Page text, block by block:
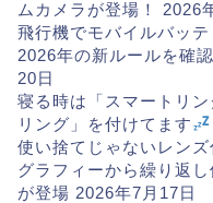
ムカメラが登場！
2026
飛行機でモバイルバッテ
2026年の新ルールを確
20日
寝る時は「スマートリ
リング」を付けてます
使い捨てじゃないレン
グラフィーから繰り返
が登場 2026年7月17日